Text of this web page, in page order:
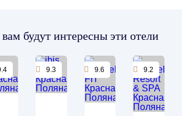
будут интересны эти отели
9.3 9.6 9.2